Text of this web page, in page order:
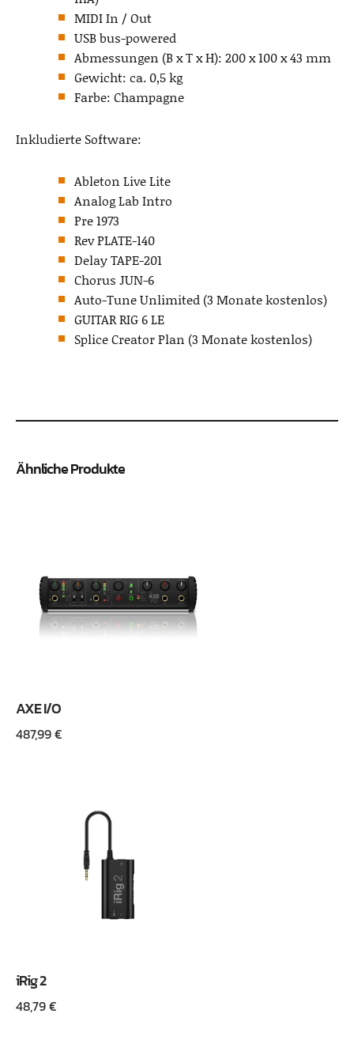
MIDI In / Out
USB bus-powered
Abmessungen (B x T x H): 200 x 100 x 43 mm
Gewicht: ca. 0,5 kg
Farbe: Champagne
Inkludierte Software:
Ableton Live Lite
Analog Lab Intro
Pre 1973
Rev PLATE-140
Delay TAPE-201
Chorus JUN-6
Auto-Tune Unlimited (3 Monate kostenlos)
GUITAR RIG 6 LE
Splice Creator Plan (3 Monate kostenlos)
Ähnliche Produkte
AXE I/O
487,99€
iRig 2
48,79€